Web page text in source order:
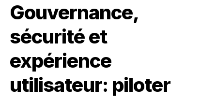
Gouvernance,
sécurité et
expérience
utilisateur: piloter